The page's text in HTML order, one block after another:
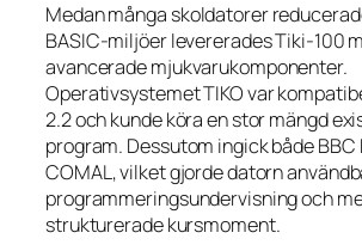
Medan många skoldatorer
BASIC-miljöer levererades Tiki-100
avancerade mjukvarukomponenter.
Operativsystemet TIKO var
2.2 och kunde köra en stor mängd
program. Dessutom ingick både BBC
COMAL, vilket gjorde datorn
programmeringsundervisning och
strukturerade kursmoment.